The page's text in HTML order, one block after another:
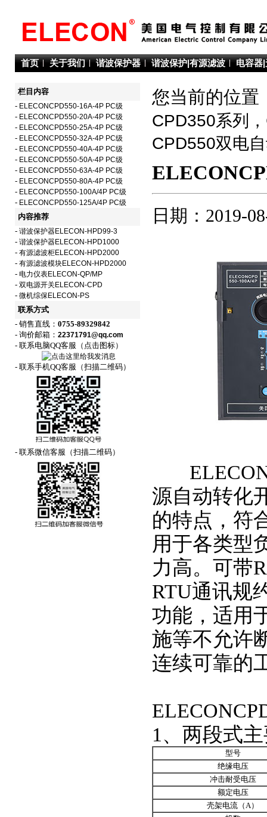
首页 关于我们 谐波保护器 谐波保护|有源滤波 电容器
栏目内容
- ELECONCPD550-16A-4P PC级
- ELECONCPD550-20A-4P PC级
- ELECONCPD550-25A-4P PC级
- ELECONCPD550-32A-4P PC级
- ELECONCPD550-40A-4P PC级
- ELECONCPD550-50A-4P PC级
- ELECONCPD550-63A-4P PC级
- ELECONCPD550-80A-4P PC级
- ELECONCPD550-100A/4P PC级
- ELECONCPD550-125A/4P PC级
内容推荐
- 谐波保护器ELECON-HPD99-3
- 谐波保护器ELECON-HPD1000
- 有源滤波柜ELECON-HPD2000
- 有源滤波模块ELECON-HPD2000
- 电力仪表ELECON-QP/MP
- 双电源开关ELECON-CPD
- 微机综保ELECON-PS
联系方式
- 销售直线： 0755-89329842
- 询价邮箱： 22371791@qq.com
- 联系电脑QQ客服（点击图标）
- 联系手机QQ客服（扫描二维码）
- 联系微信客服（扫描二维码）
您当前的位
CPD350系列
CPD550双电
日期：2019-
源自动转化
的特点，符
用于各类型
力高。可带
RTU通讯规
功能，适用
施等不允许
连续可靠的
1、两段式
型号
绝缘电压
冲击耐受电压
额定电压
壳架电流（A）